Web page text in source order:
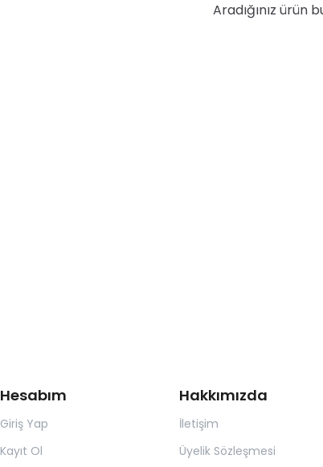
Aradığınız ürün
Hesabım
Giriş Yap
Kayıt Ol
Hakkımızda
İletişim
Üyelik Sözleşmesi